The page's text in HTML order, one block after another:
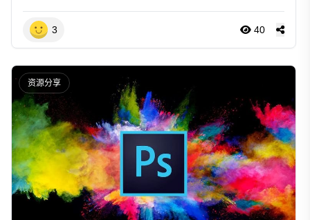
3 40
资源分享